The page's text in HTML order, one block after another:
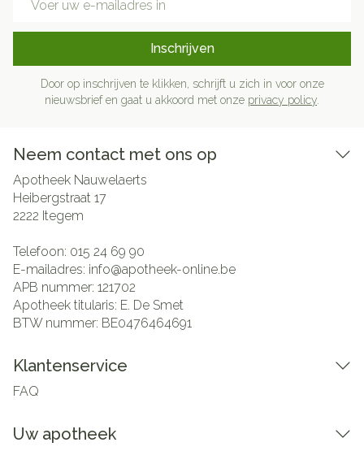
Inschrijven
Door op inschrijven te klikken, schrijft u zich in voor onze
nieuwsbrief en gaat u akkoord met onze privacy policy
Neem contact met ons op
Apotheek Nauwelaerts
Heibergstraat 17
2222 Itegem
Telefoon: 015 24 69 90
E-mailadres: info@apotheek-online.be
APB nummer: 121702
Apotheek titularis: E. De Smet
BTW nummer: BE0476464691
Klantenservice
FAQ
Uw apotheek